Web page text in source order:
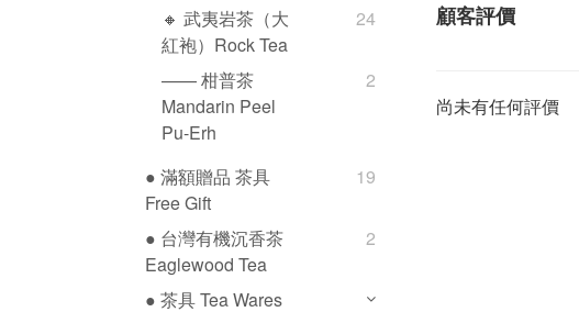
🔸 武夷岩茶（大
紅袍）Rock Tea
24
—— 柑普茶
Mandarin Peel
Pu-Erh
2
● 滿額贈品 茶具
Free Gift
19
● 台灣有機沉香茶
Eaglewood Tea
2
● 茶具 Tea Wares
顧客評價
尚未有任何評價